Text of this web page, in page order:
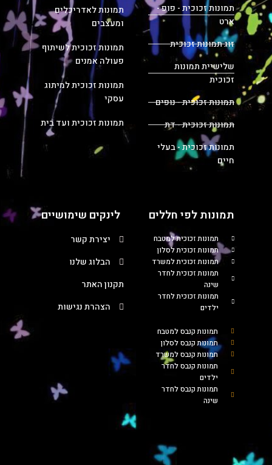
תמונות זכוכית - פופ -
ארט
זוג תמונות זכוכית
שלישיית תמונות
זכוכית
תמונות זכוכית - נופים
תמונות זכוכית - דת
תמונות זכוכית - בעלי
חיים
תמונות לאדריכלים
ומעצבים
תמונות זכוכית לשיתוף
פעולה אמנים
תמונות זכוכית למיתוג
עסקי
תמונות זכוכית ועד בית
תמונות לפי חללים
תמונות זכוכית למטבח
תמונות זכוכית לסלון
תמונות זכוכית למשרד
תמונות זכוכית לחדר
שינה
תמונות זכוכית לחדר
ילדים
תמונות קנבס למטבח
תמונות קנבס לסלון
תמונות קנבס למשרד
תמונות קנבס לחדר
ילדים
תמונות קנבס לחדר
שינה
לינקים שימושיים
יצירת קשר
הבלוג שלנו
תקנון האתר
הצהרת נגישות